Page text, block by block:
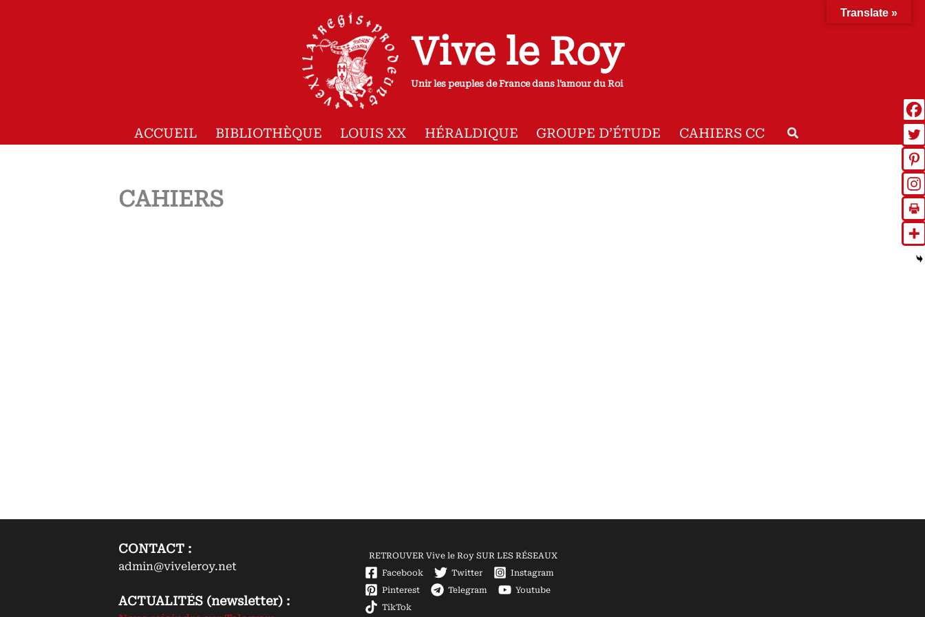
Vive le Roy
Unir les peuples de France dans l'amour du Roi
ACCUEIL BIBLIOTHÈQUE LOUIS XX HÉRALDIQUE GROUPE D’ÉTUDE CAHIERS CC Rechercher
CAHIERS
CONTACT :
admin@viveleroy.net
ACTUALITÉS (newsletter) :
RETROUVER Vive le Roy SUR LES RÉSEAUX
Facebook
Twitter
Instagram
Pinterest
Telegram
Youtube
TikTok
Translate »